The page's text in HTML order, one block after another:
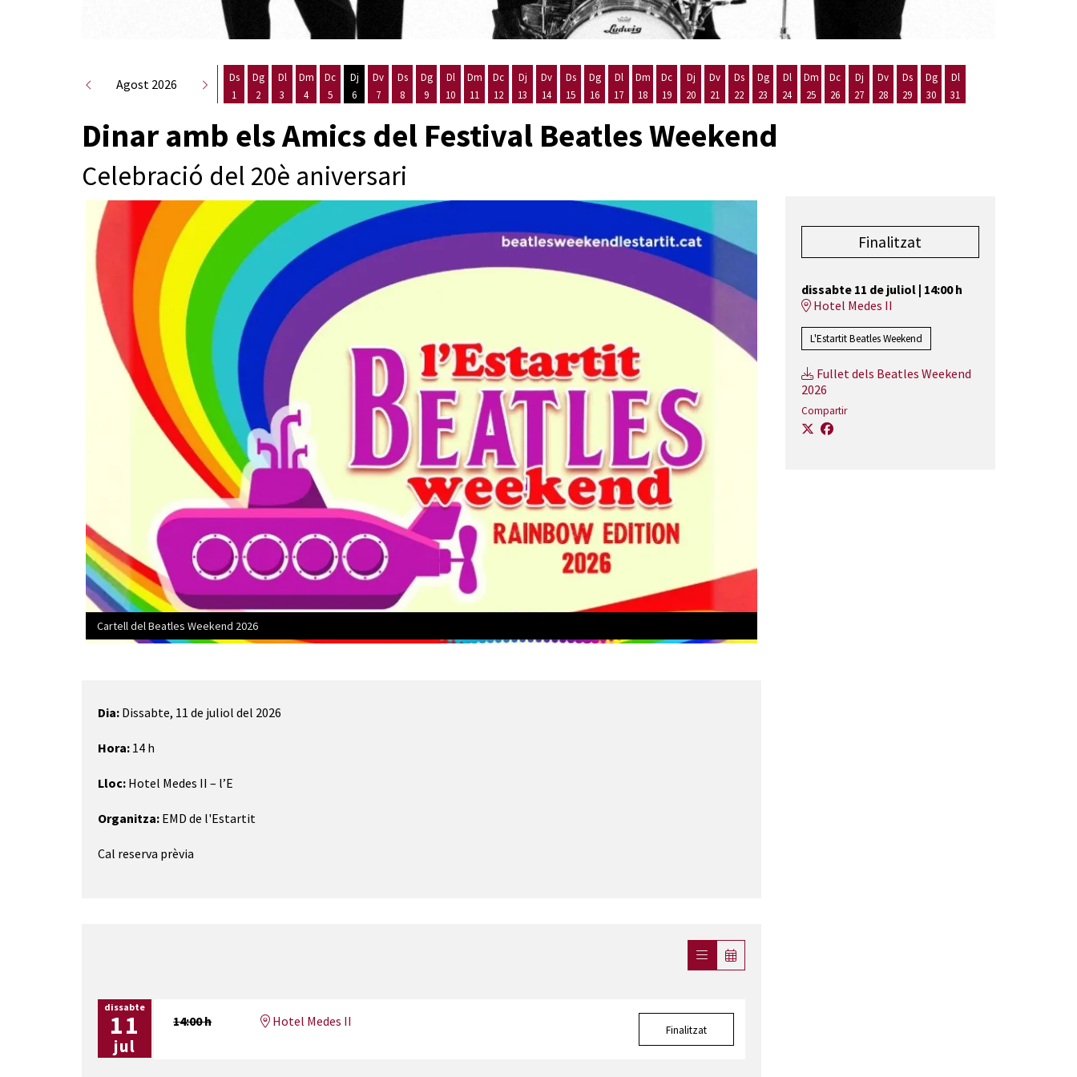
Agost 2026
Ds
1
Dg
2
Dl
3
Dm
4
Dc
5
Dj
6
Dv
7
Ds
8
Dg
9
Dl
10
Dm
11
Dc
12
Dj
13
Dv
14
Ds
15
Dg
16
Dl
17
Dm
18
Dc
19
Dj
20
Dv
21
Ds
22
Dg
23
Dl
24
Dm
25
Dc
26
Dj
27
Dv
28
Ds
29
Dg
30
Dl
31
Dinar amb els Amics del Festival Beatles Weekend
Celebració del 20è aniversari
Cartell del Beatles Weekend 2026
Dia: Dissabte, 11 de juliol del 2026
Hora: 14 h
Lloc: Hotel Medes II – l’E
Organitza: EMD de l'Estartit
Cal reserva prèvia
dissabte
11
jul
14:00 h Hotel Medes II
Finalitzat
Finalitzat
dissabte 11 de juliol| 14:00 h
Hotel Medes II
L'Estartit Beatles Weekend
Fullet dels Beatles Weekend
2026
Compartir